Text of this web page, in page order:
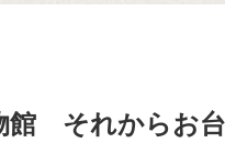
館 それからお